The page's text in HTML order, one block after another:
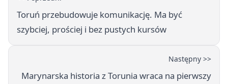
Toruń przebudowuje komunikację. Ma być
szybciej, prościej i bez pustych kursów
Następny >>
Marynarska historia z Torunia wraca na pierwszy